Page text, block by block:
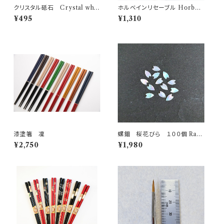
クリスタル砥石 Crystal whet
stone
¥495
ホルベインリセーブル Horbei
n brush N500H-4
¥1,310
漆塗箸 凜
¥2,750
螺鈿 桜花びら １００個 Rade
n cherry blossom 100 piec
es
¥1,980